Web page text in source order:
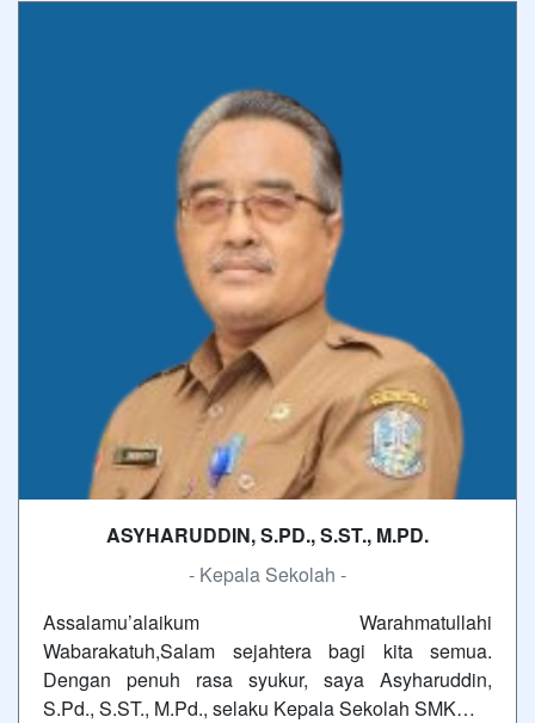
ASYHARUDDIN, S.PD., S.ST., M.PD.
- Kepala Sekolah -
Assalamu’alaikum Warahmatullahi
Wabarakatuh,Salam sejahtera bagi kita semua.
Dengan penuh rasa syukur, saya Asyharuddin,
S.Pd., S.ST., M.Pd., selaku Kepala Sekolah SMK…